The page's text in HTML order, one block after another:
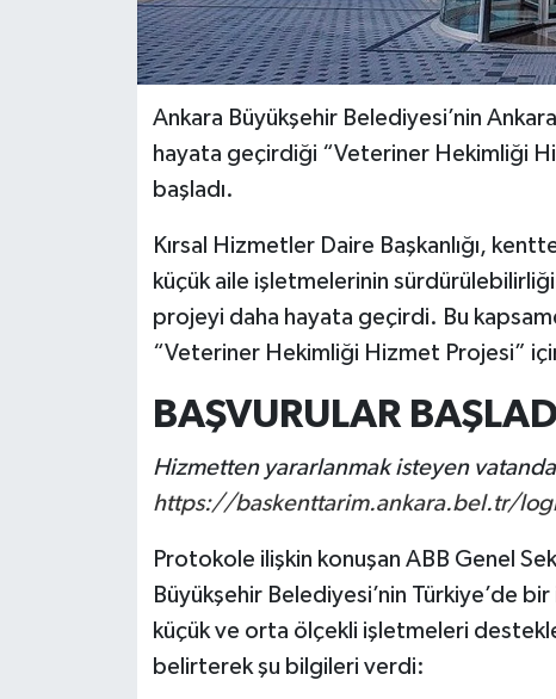
Ankara Büyükşehir Belediyesi’nin
hayata geçirdiği “Veteriner Hekimliği
başladı.
Kırsal Hizmetler Daire Başkanlığı,
küçük aile işletmelerinin
projeyi daha hayata geçirdi. Bu
“Veteriner Hekimliği Hizmet Projesi”
BAŞVURULAR BAŞLADI
Hizmetten yararlanmak isteyen
https://baskenttarim.ankara.bel.tr/
Protokole ilişkin konuşan ABB Genel
Büyükşehir Belediyesi’nin Türkiye’de
küçük ve orta ölçekli işletmeleri
belirterek şu bilgileri verdi: